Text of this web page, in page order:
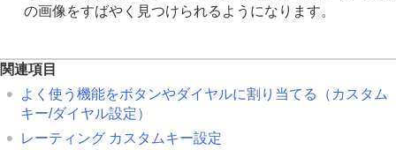
の画像をすばやく見つけられるようになります。
関連項目
よく使う機能をボタンやダイヤルに割り当てる（ カスタム
キー/ダイヤル設定）
レーティング カスタムキー設定